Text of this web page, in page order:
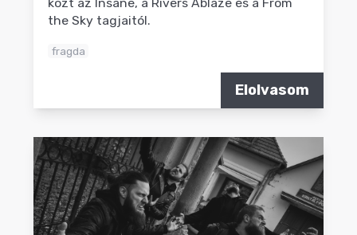
the Sky tagjaitól.
fragda
Elolvasom